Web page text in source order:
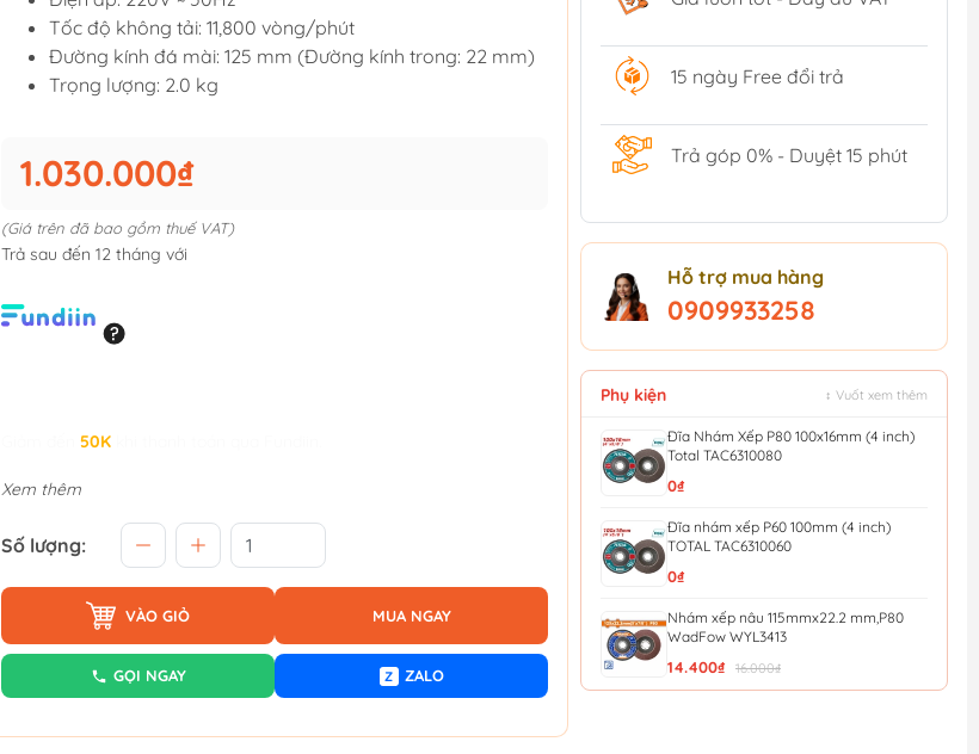
Tốc độ không tải: 11,800 vòng/phút
Đường kính đá mài: 125 mm (Đường kính trong: 22 mm)
Trọng lượng: 2.0 kg
1.030.000₫
(Giá trên đã bao gồm thuế VAT)
Trả sau đến 12 tháng với
50K
Xem thêm
Số lượng:
VÀO GIỎ MUA NGAY
GỌI NGAY Z ZALO
15 ngày Free đổi trả
Trả góp 0% - Duyệt 15 phút
Hỗ trợ mua hàng
0909933258
Phụ kiện ↕ Vuốt xem thêm
Đĩa Nhám Xếp P80 100x16mm (4 inch)
Total TAC6310080
0₫
Đĩa nhám xếp P60 100mm (4 inch)
TOTAL TAC6310060
0₫
Nhám xếp nâu 115mmx22.2 mm,P80
WadFow WYL3413
14.400₫ 16.000₫